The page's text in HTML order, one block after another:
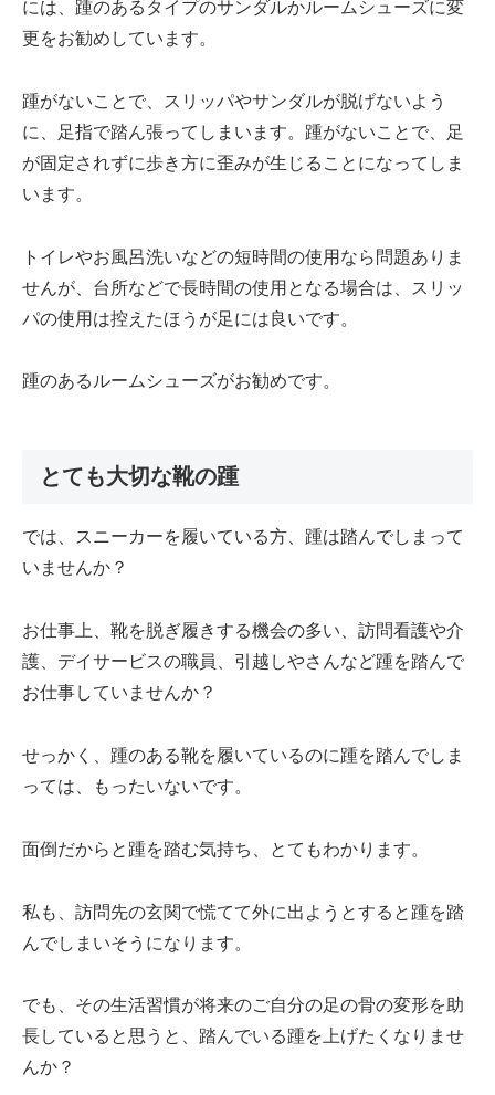
には、踵のあるタイプのサンダルかルームシューズに変
更をお勧めしています。
踵がないことで、スリッパやサンダルが脱げないよう
に、足指で踏ん張ってしまいます。踵がないことで、足
が固定されずに歩き方に歪みが生じることになってしま
います。
トイレやお風呂洗いなどの短時間の使用なら問題ありま
せんが、台所などで長時間の使用となる場合は、スリッ
パの使用は控えたほうが足には良いです。
踵のあるルームシューズがお勧めです。
とても大切な靴の踵
では、スニーカーを履いている方、踵は踏んでしまって
いませんか？
お仕事上、靴を脱ぎ履きする機会の多い、訪問看護や介
護、デイサービスの職員、引越しやさんなど踵を踏んで
お仕事していませんか？
せっかく、踵のある靴を履いているのに踵を踏んでしま
っては、もったいないです。
面倒だからと踵を踏む気持ち、とてもわかります。
私も、訪問先の玄関で慌てて外に出ようとすると踵を踏
んでしまいそうになります。
でも、その生活習慣が将来のご自分の足の骨の変形を助
長していると思うと、踏んでいる踵を上げたくなりませ
んか？